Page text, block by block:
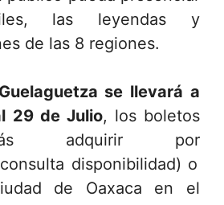
las leyendas y
de las 8 regiones.
se llevará a
29 de Julio, los boletos
adquirir por
disponibilidad) o
de Oaxaca en el